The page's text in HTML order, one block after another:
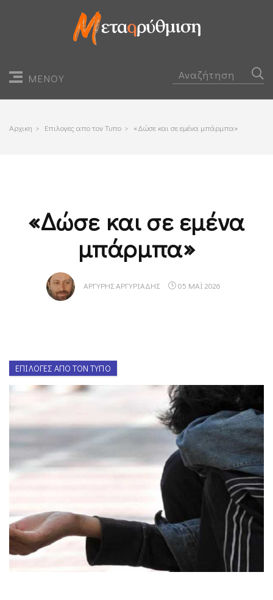
ΜΕΝΟΥ
Αρχικη > Επιλογες απο τον Τυπο > «Δώσε και σε εμένα μπάρμπα»
«Δώσε και σε εμένα
μπάρμπα»
ΑΡΓΎΡΗΣ ΑΡΓΥΡΙΆΔΗΣ 05 ΜΑΪ 2026
ΕΠΙΛΟΓΈΣ ΑΠΌ ΤΟΝ ΤΎΠΟ